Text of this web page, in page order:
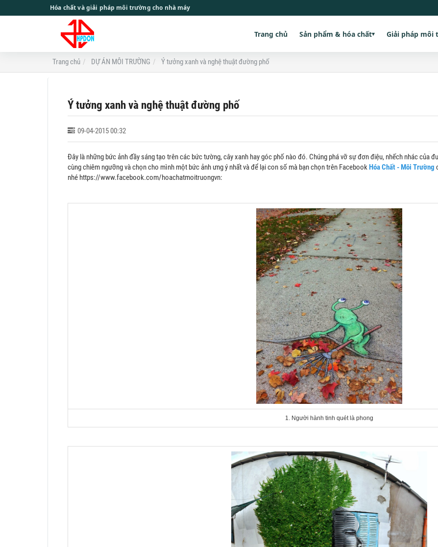
Hóa chất và giải pháp môi trường cho nhà máy
Trang chủ Sản phẩm & hóa chất▾ Giải pháp môi
Trang chủ DỰ ÁN MÔI TRƯỜNG Ý tưởng xanh và nghệ thuật đường phố
Ý tưởng xanh và nghệ thuật đường phố
09-04-2015 00:32
Đây là những bức ảnh đầy sáng tạo trên các bức tường, cây xanh hay góc phố nào đó. Chúng phá vỡ sự đơn điệu, nhếch nhác của
cùng chiêm ngưỡng và chọn cho mình một bức ảnh ưng ý nhất và để lại con số mà bạn chọn trên FacebookHóa Chất - Môi Trường
nhé https://www.facebook.com/hoachatmoitruongvn:
1. Người hành tinh quét là phong